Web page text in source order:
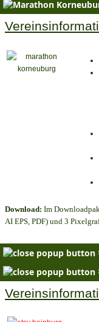
Download: Im
AI EPS, PDF) und 3